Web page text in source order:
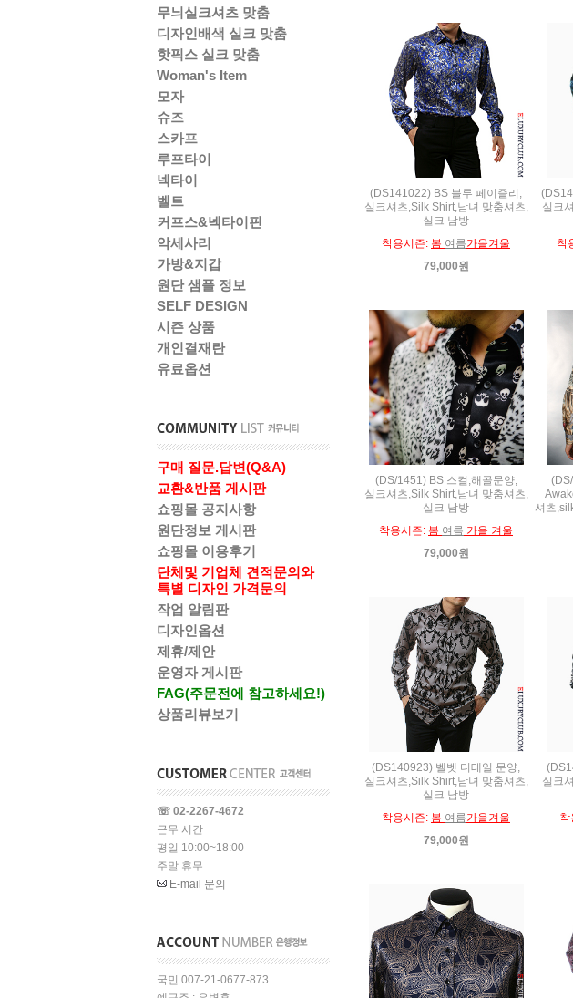
무늬실크셔츠 맞춤
디자인배색 실크 맞춤
핫픽스 실크 맞춤
Woman's Item
모자
슈즈
스카프
루프타이
넥타이
벨트
커프스&넥타이핀
악세사리
가방&지갑
원단 샘플 정보
SELF DESIGN
시즌 상품
개인결재란
유료옵션
구매 질문.답변(Q&A)
교환&반품 게시판
쇼핑몰 공지사항
원단정보 게시판
쇼핑몰 이용후기
단체및 기업체 견적문의와
특별 디자인 가격문의
작업 알림판
디자인옵션
제휴/제안
운영자 게시판
FAG(주문전에 참고하세요!)
상품리뷰보기
☏ 02-2267-4672
근무 시간
평일 10:00~18:00
주말 휴무
E-mail 문의
국민 007-21-0677-873
(DS141022) BS 블루 페이즐리,
실크셔츠,Silk Shirt,남녀 맞춤셔츠,
실크 남방
착용시즌: 봄 여름가을겨울
79,000원
실크
착
(DS/1451) BS 스컬,해골문양,
실크셔츠,Silk Shirt,남녀 맞춤셔츠,
실크 남방
착용시즌: 봄 여름 가을 겨울
79,000원
셔츠
(DS140923) 벨벳 디테일 문양,
실크셔츠,Silk Shirt,남녀 맞춤셔츠,
실크 남방
착용시즌: 봄 여름가을겨울
79,000원
실크
착